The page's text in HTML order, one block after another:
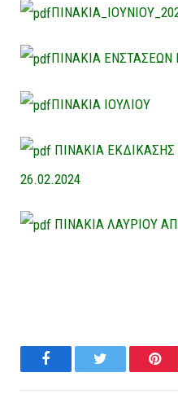
ΠΙΝΑΚΙΑ ΕΝΣΤΑΣΕΩΝ
ΠΙΝΑΚΙΑ ΙΟΥΛΙΟΥ
ΠΙΝΑΚΙΑ
26.02.2024
ΠΙΝΑΚΙΑ ΛΑΥΡΙΟΥ
FacebookTwitter